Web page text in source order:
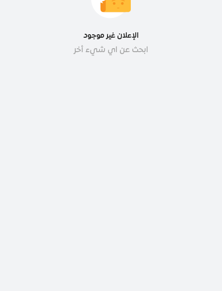
الإعلان غير موجود
ابحث عن اي شيء أخر